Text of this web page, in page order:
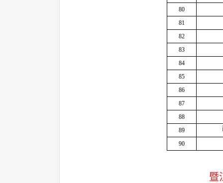
80
81
82
83
84
85
86
87
88
89
90
暨